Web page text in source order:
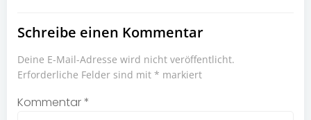
Schreibe einen Kommentar
Deine E-Mail-Adresse wird nicht veröffentlicht.
Erforderliche Felder sind mit * markiert
Kommentar*